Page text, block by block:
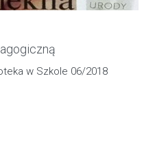
w Szkole 06/2018